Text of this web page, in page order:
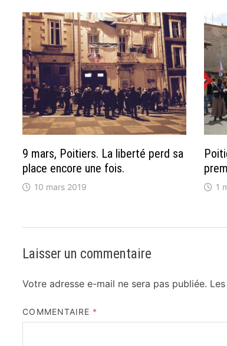
9 mars, Poitiers. La liberté perd sa
place encore une fois.
10 mars 2019 1
Laisser un commentaire
Votre adresse e-mail ne sera pas publiée.
COMMENTAIRE *